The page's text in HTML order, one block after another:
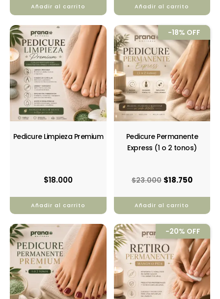
Añadir al carrito Añadir al carrito
Pedicure Limpieza Premium
$18.000
Añadir al carrito
-18% OFF
Pedicure Permanente
Express (1 o 2 tonos)
$23.000
precio
original
era:
$23.000.
$18.750
El
precio
actual
es:
Añadir al carrito
-20% OFF
precio
original
era:
$3.750.
El
precio
actual
es:
$3.000.